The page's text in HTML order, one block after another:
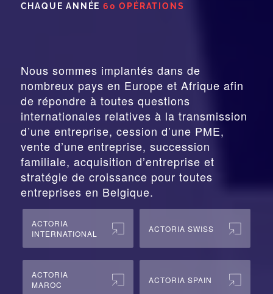
CHAQUE ANNÉE 60 OPÉRATIONS
Nous sommes implantés dans de
nombreux pays en Europe et Afrique afin
de répondre à toutes questions
internationales relatives à la transmission
d’une entreprise, cession d’une PME,
vente d’une entreprise, succession
familiale, acquisition d’entreprise et
stratégie de croissance pour toutes
entreprises en Belgique.
ACTORIA
INTERNATIONAL
ACTORIA SWISS
ACTORIA
MAROC
ACTORIA SPAIN